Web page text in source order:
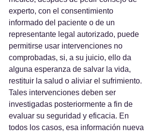
experto, con el consentimiento
informado del paciente o de un
representante legal autorizado, puede
permitirse usar intervenciones no
comprobadas, si, a su juicio, ello da
alguna esperanza de salvar la vida,
restituir la salud o aliviar el sufrimiento.
Tales intervenciones deben ser
investigadas posteriormente a fin de
evaluar su seguridad y eficacia. En
todos los casos, esa información nueva